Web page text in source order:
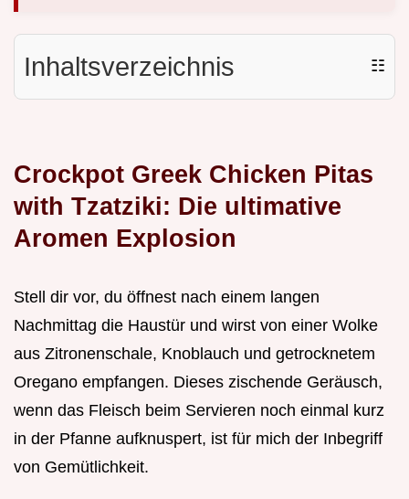
Inhaltsverzeichnis ☷
Crockpot Greek Chicken Pitas
with Tzatziki: Die ultimative
Aromen Explosion
Stell dir vor, du öffnest nach einem langen
Nachmittag die Haustür und wirst von einer Wolke
aus Zitronenschale, Knoblauch und getrocknetem
Oregano empfangen. Dieses zischende Geräusch,
wenn das Fleisch beim Servieren noch einmal kurz
in der Pfanne aufknuspert, ist für mich der Inbegriff
von Gemütlichkeit.